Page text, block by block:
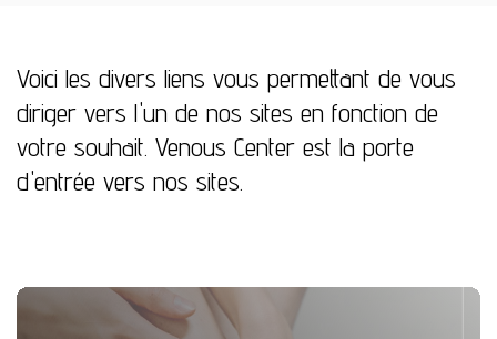
Voici les divers liens vous permettant de vous
diriger vers l'un de nos sites en fonction de
votre souhait. Venous Center est la porte
d'entrée vers nos sites.